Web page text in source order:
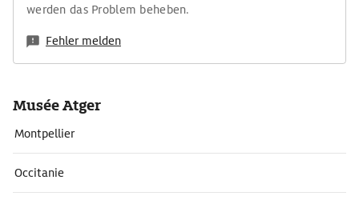
werden das Problem beheben.
Fehler melden
Musée Atger
Montpellier
Occitanie